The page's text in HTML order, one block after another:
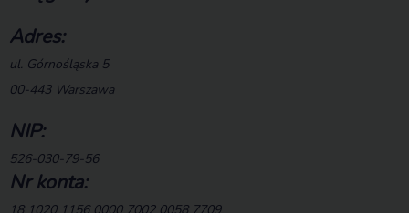
Adres:
ul. Górnośląska 5
00-443 Warszawa
NIP:
526-030-79-56
Nr konta: